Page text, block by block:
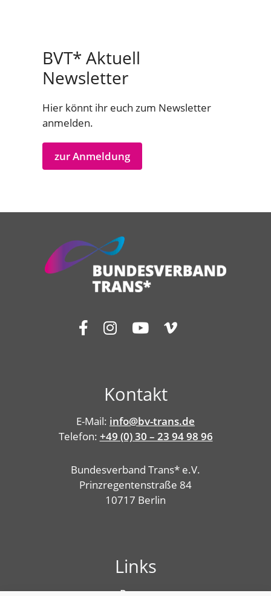
BVT* Aktuell
Newsletter
Hier könnt ihr euch zum Newsletter
anmelden.
zur Anmeldung
Kontakt
E-Mail: info@bv-trans.de
Telefon: +49 (0) 30 – 23 94 98 96
Bundesverband Trans* e.V.
Prinzregentenstraße 84
10717 Berlin
Links